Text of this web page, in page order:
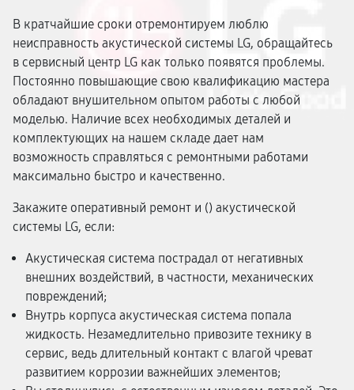
В кратчайшие сроки отремонтируем люблю
неисправность акустической системы LG, обращайтесь
в сервисный центр LG как только появятся проблемы.
Постоянно повышающие свою квалификацию мастера
обладают внушительном опытом работы с любой
моделью. Наличие всех необходимых деталей и
комплектующих на нашем складе дает нам
возможность справляться с ремонтными работами
максимально быстро и качественно.
Закажите оперативный ремонт и () акустической
системы LG, если:
Акустическая система пострадал от негативных
внешних воздействий, в частности, механических
повреждений;
Внутрь корпуса акустическая система попала
жидкость. Незамедлительно привозите технику в
сервис, ведь длительный контакт с влагой чреват
развитием коррозии важнейших элементов;